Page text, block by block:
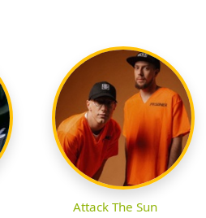
Attack The Sun